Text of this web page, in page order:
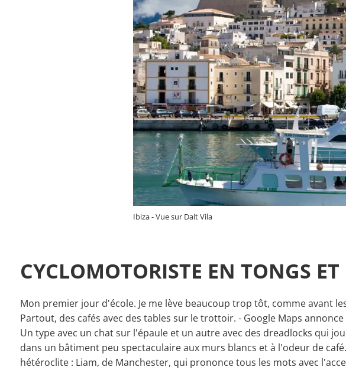
Ibiza - Vue sur Dalt Vila
CYCLOMOTORISTE EN TONGS
Mon premier jour d'école. Je me lève beaucoup trop tôt, comme avant
Partout, des cafés avec des tables sur le trottoir. - Google Maps
Un type avec un chat sur l'épaule et un autre avec des dreadlocks qui
dans un bâtiment peu spectaculaire aux murs blancs et à l'odeur de
hétéroclite : Liam, de Manchester, qui prononce tous les mots avec